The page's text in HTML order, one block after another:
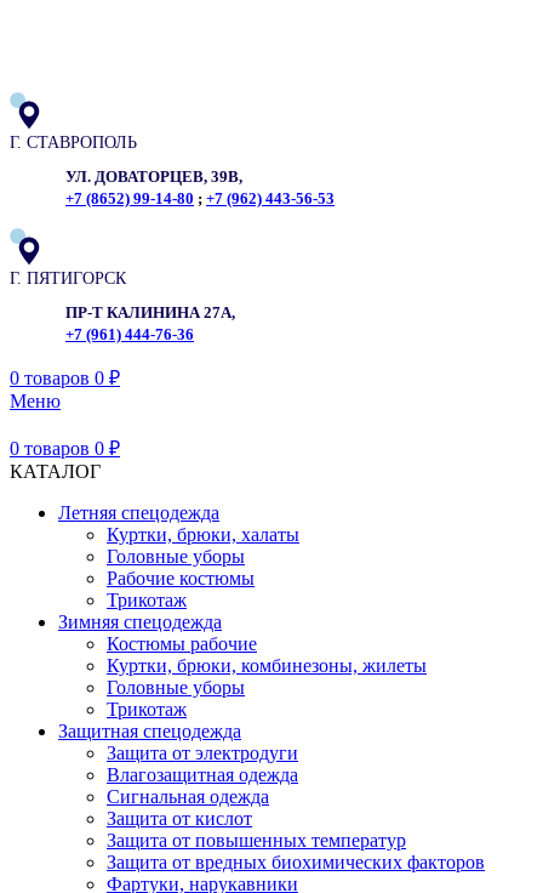
Г. СТАВРОПОЛЬ
УЛ. ДОВАТОРЦЕВ, 39В,
+7 (8652) 99-14-80 ; +7 (962) 443-56-53
Г. ПЯТИГОРСК
ПР-Т КАЛИНИНА 27А,
+7 (961) 444-76-36
0 товаров 0 ₽
Меню
0 товаров 0 ₽
КАТАЛОГ
Летняя спецодежда
Куртки, брюки, халаты
Головные уборы
Рабочие костюмы
Трикотаж
Зимняя спецодежда
Костюмы рабочие
Куртки, брюки, комбинезоны, жилеты
Головные уборы
Трикотаж
Защитная спецодежда
Защита от электродуги
Влагозащитная одежда
Сигнальная одежда
Защита от кислот
Защита от повышенных температур
Защита от вредных биохимических факторов
Фартуки, нарукавники